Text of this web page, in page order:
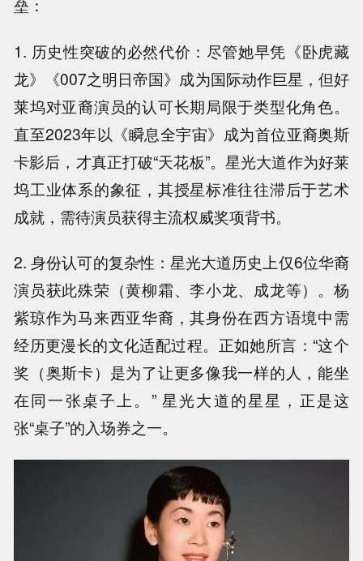
垒：
1. 历史性突破的必然代价：尽管她早凭《卧虎藏
龙》《007之明日帝国》成为国际动作巨星，但好
莱坞对亚裔演员的认可长期局限于类型化角色。
直至2023年以《瞬息全宇宙》成为首位亚裔奥斯
卡影后，才真正打破“天花板”。星光大道作为好莱
坞工业体系的象征，其授星标准往往滞后于艺术
成就，需待演员获得主流权威奖项背书。
2. 身份认可的复杂性：星光大道历史上仅6位华裔
演员获此殊荣（黄柳霜、李小龙、成龙等）。杨
紫琼作为马来西亚华裔，其身份在西方语境中需
经历更漫长的文化适配过程。正如她所言：“这个
奖（奥斯卡）是为了让更多像我一样的人，能坐
在同一张桌子上。” 星光大道的星星，正是这
张“桌子”的入场券之一。